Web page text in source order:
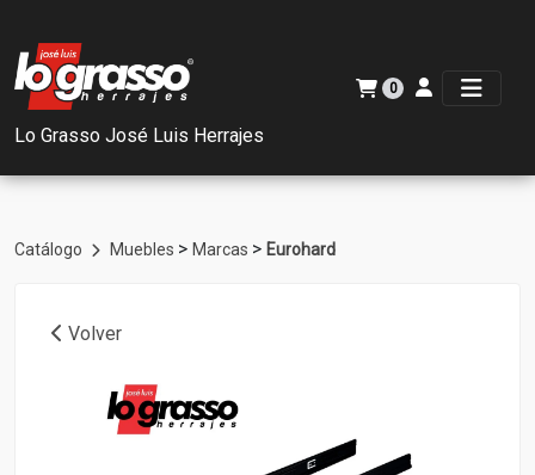
Lo Grasso José Luis Herrajes
0
Catálogo Muebles > Marcas > Eurohard
Volver